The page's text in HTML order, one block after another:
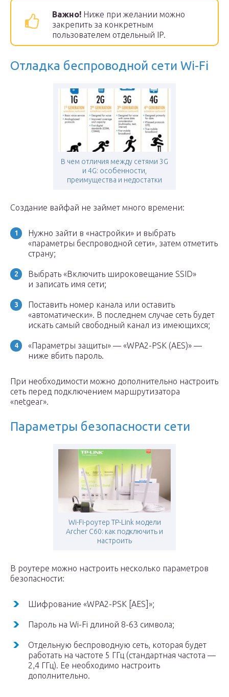
Важно! Ниже при желании можно
закрепить за конкретным
пользователем отдельный IP.
Отладка беспроводной сети Wi-Fi
В чем отличия между сетями 3G
и 4G: особенности,
преимущества и недостатки
Создание вайфай не займет много времени:
Нужно зайти в «настройки» и выбрать
«параметры беспроводной сети», затем отметить
страну;
Выбрать «Включить широковещание SSID»
и записать имя сети;
Поставить номер канала или оставить
«автоматически». В последнем случае сеть будет
искать самый свободный канал из имеющихся;
«Параметры защиты» — «WPA2-PSK (AES)» —
ниже вбить пароль.
При необходимости можно дополнительно настроить
сеть перед подключением маршрутизатора
«netgear».
Параметры безопасности сети
Wi-Fi-роутер TP-Link модели
Archer C60: как подключить и
настроить
В роутере можно настроить несколько параметров
безопасности:
Шифрование «WPA2-PSK [AES]»;
Пароль на Wi-Fi длиной 8-63 символа;
Отдельную беспроводную сеть, которая будет
работать на частоте 5 ГГц (стандартная частота —
2,4 ГГц). Ее необходимо настроить
дополнительно.